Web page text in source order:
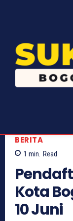
BERITA
1 min. Read
Kota
10 Juni